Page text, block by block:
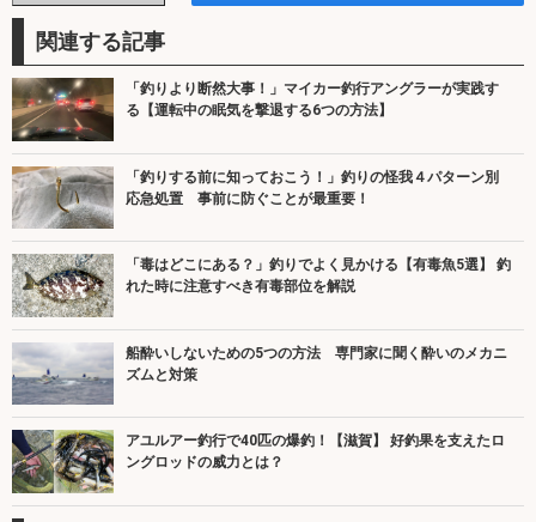
関連する記事
「釣りより断然大事！」マイカー釣行アングラーが実践す
る【運転中の眠気を撃退する6つの方法】
「釣りする前に知っておこう！」釣りの怪我４パターン別
応急処置 事前に防ぐことが最重要！
「毒はどこにある？」釣りでよく見かける【有毒魚5選】 釣
れた時に注意すべき有毒部位を解説
船酔いしないための5つの方法 専門家に聞く酔いのメカニ
ズムと対策
アユルアー釣行で40匹の爆釣！【滋賀】 好釣果を支えたロ
ングロッドの威力とは？